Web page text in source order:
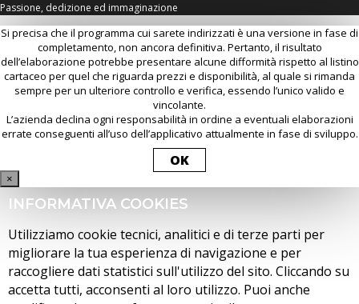
Passione, dedizione ed immaginazione
Si precisa che il programma cui sarete indirizzati è una versione in fase di
completamento, non ancora definitiva. Pertanto, il risultato
dell’elaborazione potrebbe presentare alcune difformità rispetto al listino
cartaceo per quel che riguarda prezzi e disponibilità, al quale si rimanda
sempre per un ulteriore controllo e verifica, essendo l’unico valido e
vincolante.
L’azienda declina ogni responsabilità in ordine a eventuali elaborazioni
errate conseguenti all’uso dell’applicativo attualmente in fase di sviluppo.
OK
×
INFORMATIVA COOKIES
Utilizziamo cookie tecnici, analitici e di terze parti per
migliorare la tua esperienza di navigazione e per
raccogliere dati statistici sull'utilizzo del sito. Cliccando su
accetta tutti, acconsenti al loro utilizzo. Puoi anche